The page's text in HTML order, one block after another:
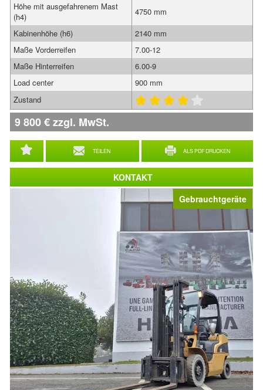
Gebrauchtgeräte
TEILEN ALS PDF DRUCKEN
Höhe mit ausgefahrenem Mast
(h4)
4750 mm
Kabinenhöhe (h6)
2140 mm
Maße Vorderreifen
7.00-12
Maße Hinterreifen
6.00-9
Load center
900 mm
Zustand
9 800€zzgl. MwSt.
KONTAKT